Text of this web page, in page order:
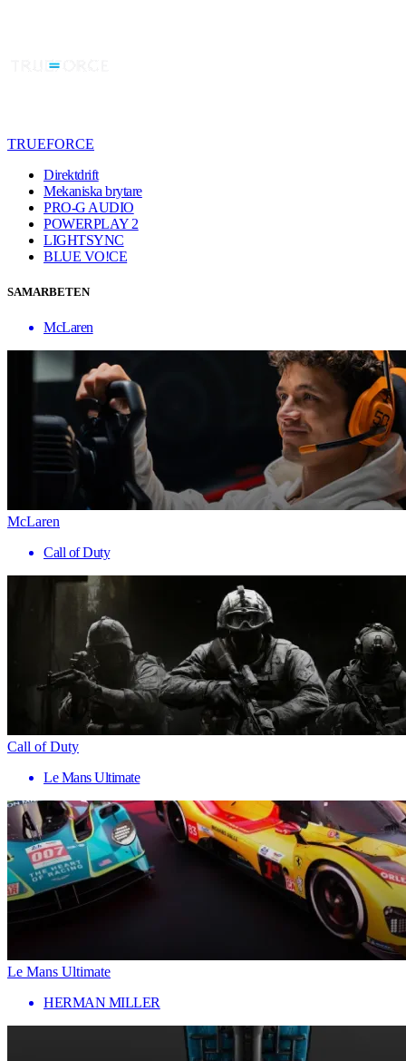
TRUEFORCE
Direktdrift
Mekaniska brytare
PRO-G AUDIO
POWERPLAY 2
LIGHTSYNC
BLUE VO!CE
SAMARBETEN
McLaren
McLaren
Call of Duty
Call of Duty
Le Mans Ultimate
Le Mans Ultimate
HERMAN MILLER